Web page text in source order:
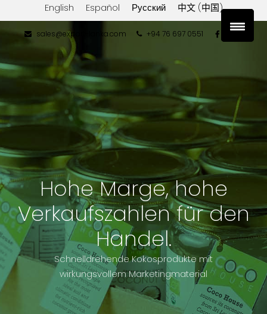
English Español Русский 中文 (中国)
sales@export-lanka.com +94 76 697 0551
Hohe Marge, hohe
Verkaufszahlen für den
Handel.
Schnelldrehende Kokosprodukte mit
wirkungsvollem Marketingmaterial